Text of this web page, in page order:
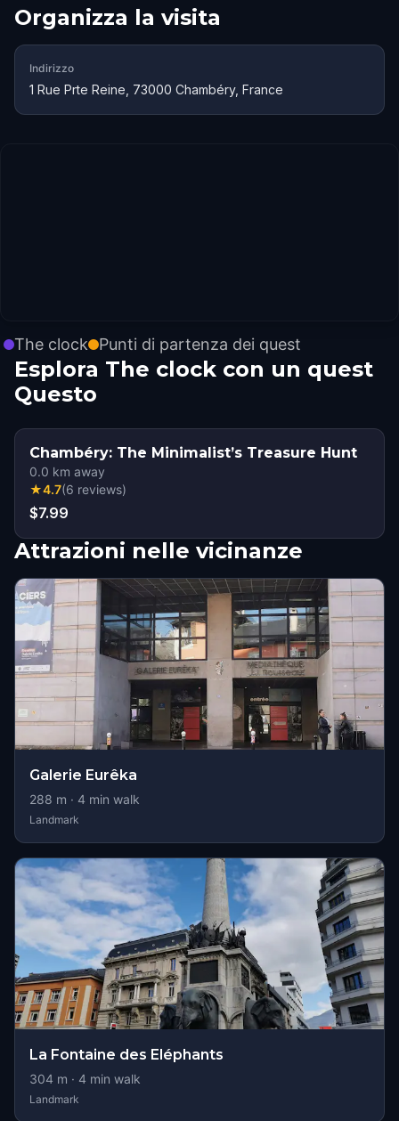
Organizza la visita
Indirizzo
1 Rue Prte Reine, 73000 Chambéry, France
The clock Punti di partenza dei quest
Esplora The clock con un quest
Questo
Chambéry: The Minimalist’s Treasure Hunt
0.0 km away
★4.7(6 reviews)
$7.99
Attrazioni nelle vicinanze
Galerie Eurêka
288 m · 4 min walk
Landmark
La Fontaine des Eléphants
304 m · 4 min walk
Landmark